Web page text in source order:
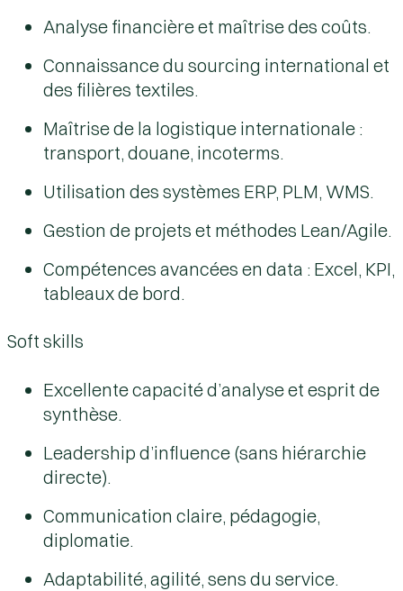
Analyse financière et maîtrise des coûts.
Connaissance du sourcing international et
des filières textiles.
Maîtrise de la logistique internationale :
transport, douane, incoterms.
Utilisation des systèmes ERP, PLM, WMS.
Gestion de projets et méthodes Lean/Agile.
Compétences avancées en data : Excel, KPI,
tableaux de bord.
Soft skills
Excellente capacité d’analyse et esprit de
synthèse.
Leadership d’influence (sans hiérarchie
directe).
Communication claire, pédagogie,
diplomatie.
Adaptabilité, agilité, sens du service.